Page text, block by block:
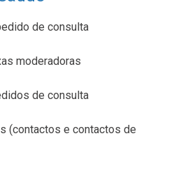
de consulta
moderadoras
de consulta
(contactos e contactos de